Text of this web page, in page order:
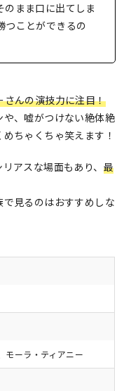
まま口に出てしま
つことができるの
んの演技力に注目！
、嘘がつけない絶体絶
ちゃくちゃ笑えます！
アスな場面もあり、 最
見るのはおすすめしな
モーラ・ティアニー